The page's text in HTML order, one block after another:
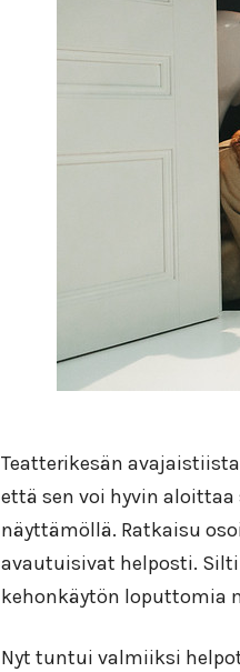
Teatterikesän
että sen voi hyvin
näyttämöllä. Ratkaisu
avautuisivat helposti.
kehonkäytön loputtomia
Nyt tuntui valmiiksi